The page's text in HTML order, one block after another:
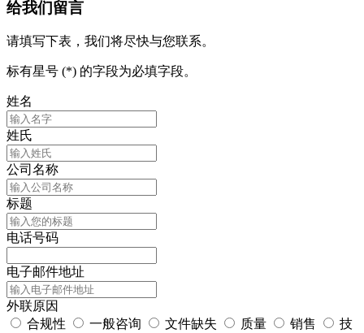
给我们留言
请填写下表，我们将尽快与您联系。
标有星号 (*) 的字段为必填字段。
姓名
姓氏
公司名称
标题
电话号码
电子邮件地址
外联原因
合规性
一般咨询 文件缺失 质量 销售
技